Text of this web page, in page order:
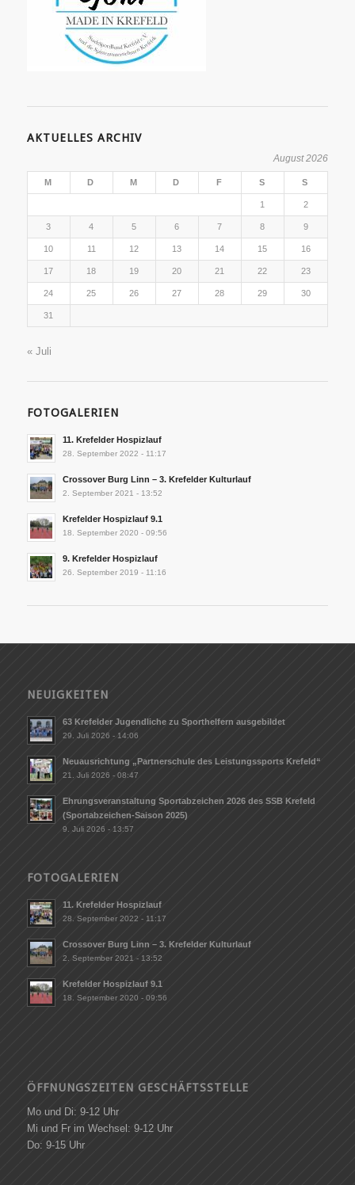
AKTUELLES ARCHIV
August 2026
M D M D F S S
1 2
3 4 5 6 7 8 9
10 11 12 13 14 15 16
17 18 19 20 21 22 23
24 25 26 27 28 29 30
31
« Juli
FOTOGALERIEN
11. Krefelder Hospizlauf
28. September 2022 - 11:17
Crossover Burg Linn – 3. Krefelder Kulturlauf
2. September 2021 - 13:52
Krefelder Hospizlauf 9.1
18. September 2020 - 09:56
9. Krefelder Hospizlauf
26. September 2019 - 11:16
NEUIGKEITEN
63 Krefelder Jugendliche zu Sporthelfern ausgebildet
29. Juli 2026 - 14:06
Neuausrichtung „Partnerschule des Leistungssports Krefeld“
21. Juli 2026 - 08:47
Ehrungsveranstaltung Sportabzeichen 2026 des SSB Krefeld
(Sportabzeichen-Saison 2025)
9. Juli 2026 - 13:57
FOTOGALERIEN
11. Krefelder Hospizlauf
28. September 2022 - 11:17
Crossover Burg Linn – 3. Krefelder Kulturlauf
2. September 2021 - 13:52
Krefelder Hospizlauf 9.1
18. September 2020 - 09:56
ÖFFNUNGSZEITEN GESCHÄFTSSTELLE
Mo und Di: 9-12 Uhr
Mi und Fr im Wechsel: 9-12 Uhr
Do: 9-15 Uhr